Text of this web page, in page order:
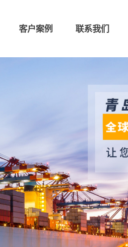
客户案例 联系我们